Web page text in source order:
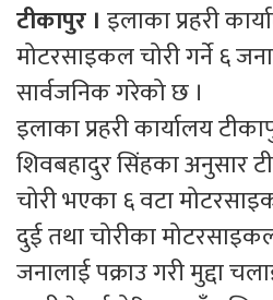
टीकापुर । इलाका प्रहरी
मोटरसाइकल चोरी गर्ने ६
सार्वजनिक गरेको छ ।
इलाका प्रहरी कार्यालय
शिवबहादुर सिंहका अनुसार
चोरी भएका ६ वटा
दुई तथा चोरीका
जनालाई पक्राउ गरी मुद्दा